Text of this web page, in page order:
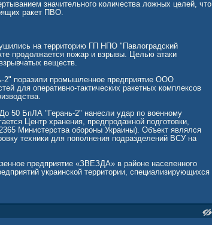
значительного количества ложных целей, что
ракет ПВО.
на территорию ГП НПО "Павлоградский
продолжается пожар и взрывы. Целью атаки
веществ.
2" поразили промышленное предприятие ООО
для оперативно-тактических ракетных комплексов
50 БпЛА "Герань-2" нанесли удар по военному
Центр хранения, предпродажной подготовки,
Министерства обороны Украины). Объект являлся
техники для пополнения подразделений ВСУ на
предприятие «ЗВЕЗДА» в районе населенного
украинской территории, специализирующихся